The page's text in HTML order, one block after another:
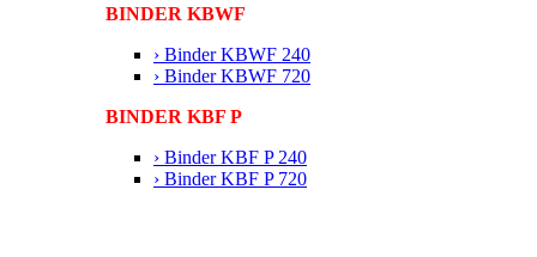
BINDER KBWF
› Binder KBWF 240
› Binder KBWF 720
BINDER KBF P
› Binder KBF P 240
› Binder KBF P 720